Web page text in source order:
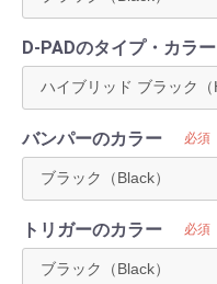
D-PADのタイプ・カラー
バンパーのカラー 必須
トリガーのカラー 必須